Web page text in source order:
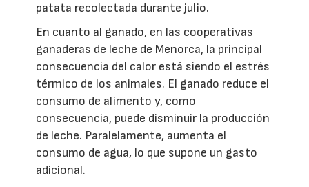
patata recolectada durante julio.
En cuanto al ganado, en las cooperativas
ganaderas de leche de Menorca, la principal
consecuencia del calor está siendo el estrés
térmico de los animales. El ganado reduce el
consumo de alimento y, como
consecuencia, puede disminuir la producción
de leche. Paralelamente, aumenta el
consumo de agua, lo que supone un gasto
adicional.